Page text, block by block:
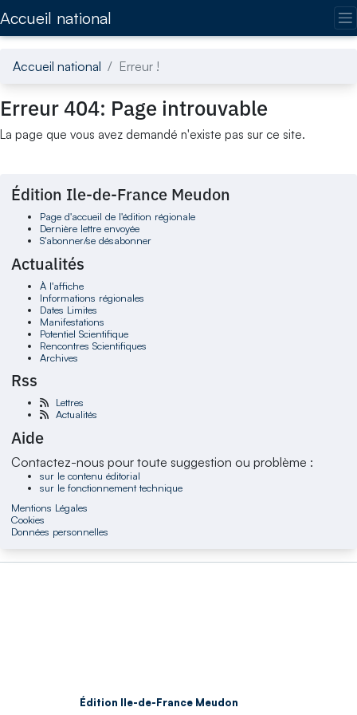
Accueil national
Accueil national Erreur !
Erreur 404: Page introuvable
La page que vous avez demandé n'existe pas sur ce site.
Édition Ile-de-France Meudon
Page d'accueil de l'édition régionale
Dernière lettre envoyée
S'abonner/se désabonner
Actualités
À l'affiche
Informations régionales
Dates Limites
Manifestations
Potentiel Scientifique
Rencontres Scientifiques
Archives
Rss
Lettres
Actualités
Aide
Contactez-nous pour toute suggestion ou problème :
sur le contenu éditorial
sur le fonctionnement technique
Mentions Légales
Cookies
Données personnelles
Édition Ile-de-France Meudon